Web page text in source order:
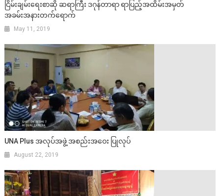
ငြိမ်းချမ်းရေးစာဆို ဆရာကြီး ဒဂုန်တာရာ ရာပြည့်အထိမ်းအမှတ်
အခမ်းအနားတက်ရောက်
May 11, 2019
UNA Plus အလုပ်အဖွဲ့ အစည်းအဝေး ပြုလုပ်
August 22, 2019